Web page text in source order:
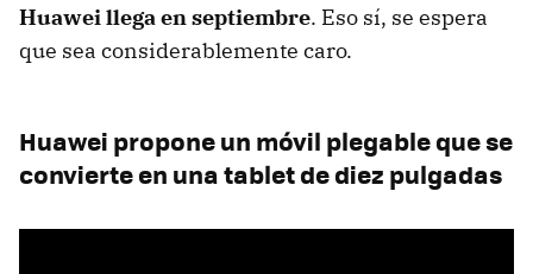
Huawei llega en septiembre. Eso sí, se espera
que sea considerablemente caro.
Huawei propone un móvil plegable que se
convierte en una tablet de diez pulgadas